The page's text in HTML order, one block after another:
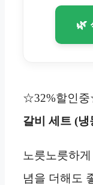
🌿
☆32%할인
갈비 세트 (냉
노릇노릇하
념을 더해도